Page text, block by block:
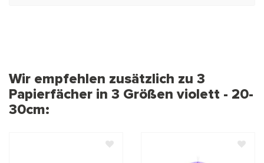
Wir empfehlen zusätzlich zu 3
Papierfächer in 3 Größen violett - 20-
30cm: